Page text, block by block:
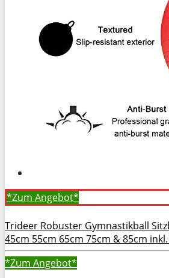
*Zum Angebot*
Trideer Robuster Gymnastikball
45cm 55cm 65cm 75cm & 85cm
*Zum Angebot*